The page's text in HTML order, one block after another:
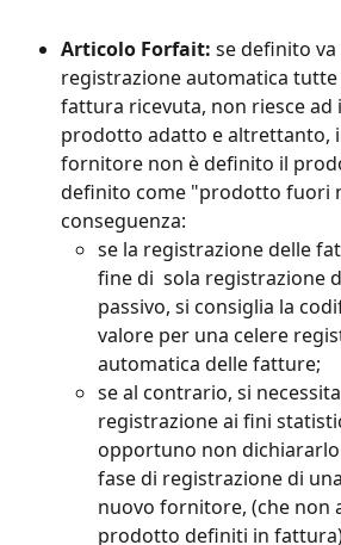
Articolo Forfait: se definito
registrazione automatica tutte
fattura ricevuta, non riesce ad
prodotto adatto e altrettanto,
fornitore non è definito il
definito come "prodotto fuori
conseguenza:
se la registrazione delle
fine di  sola registrazione
passivo, si consiglia la
valore per una celere
automatica delle fatture;
se al contrario, si
registrazione ai fini
opportuno non
fase di registrazione di
nuovo fornitore, (che non
prodotto definiti in